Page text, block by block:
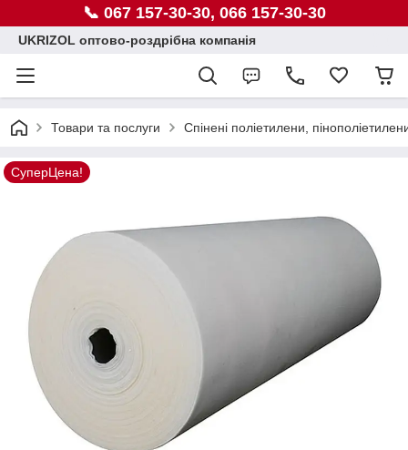
📞 067 157-30-30, 066 157-30-30
UKRIZOL оптово-роздрібна компанія
Товари та послуги Спінені поліетилени,
СуперЦена!